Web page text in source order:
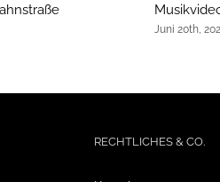
Juni 20th,
RECHTLICHES & CO.